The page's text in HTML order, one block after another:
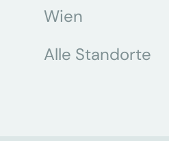
Wien
Alle Standorte